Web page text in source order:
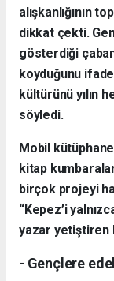
alışkanlığının
dikkat çekti.
gösterdiği
koyduğunu
kültürünü yılın
söyledi.
Mobil
kitap
birçok projeyi
“Kepez’i
yazar yetiştiren
- Gençlere